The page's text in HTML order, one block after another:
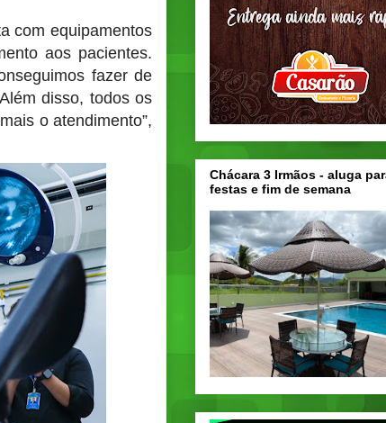
com equipamentos
aos pacientes.
fazer de
disso, todos os
o atendimento”,
Chácara 3 Irmãos - aluga
festas e fim de semana